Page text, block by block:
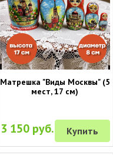
Матрешка "Виды Москвы" (5
мест, 17 см)
3 150 руб. Купить